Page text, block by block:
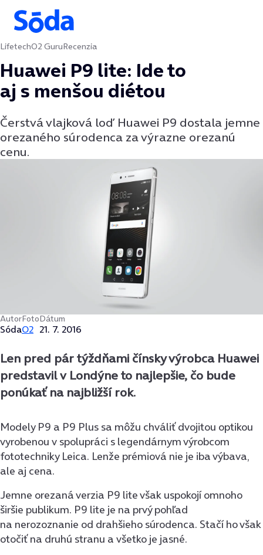
Preskočiť na obsah
LifetechO2 GuruRecenzia
Huawei P9 lite: Ide to
aj s menšou diétou
Čerstvá vlajková loď Huawei P9 dostala jemne
orezaného súrodenca za výrazne orezanú
cenu.
Autor
Sóda
Foto
O2
Dátum
21. 7. 2016
Len pred pár týždňami čínsky výrobca Huawei
predstavil v Londýne to najlepšie, čo bude
ponúkať na najbližší rok.
Modely P9 a P9 Plus sa môžu chváliť dvojitou optikou
vyrobenou v spolupráci s legendárnym výrobcom
fototechniky Leica. Lenže prémiová nie je iba výbava,
ale aj cena.
Jemne orezaná verzia P9 lite však uspokojí omnoho
širšie publikum. P9 lite je na prvý pohľad
na nerozoznanie od drahšieho súrodenca. Stačí ho však
otočiť na druhú stranu a všetko je jasné.